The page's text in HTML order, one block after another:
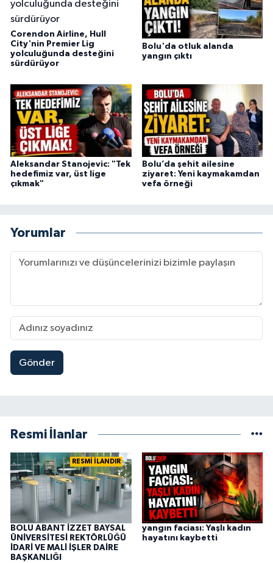
Corendon Airline, Hull
City'nin Premier Lig
yolculuğunda desteğini
sürdürüyor
Bolu'da otluk alanda
yangın çıktı
Aleksandar Stanojevic: "Tek
hedefimiz var, üst lige
çıkmak"
Bolu’da şehit ailesine
ziyaret: Yeni kaymakamdan
vefa örneği
Yorumlar
Gönder
Resmi İlanlar
RESMİ İLANDIR
BOLU ABANT İZZET BAYSAL
ÜNİVERSİTESİ REKTÖRLÜĞÜ
İDARİ VE MALİ İŞLER DAİRE
BAŞKANLIĞI
yangın faciası: Yaşlı kadın
hayatını kaybetti